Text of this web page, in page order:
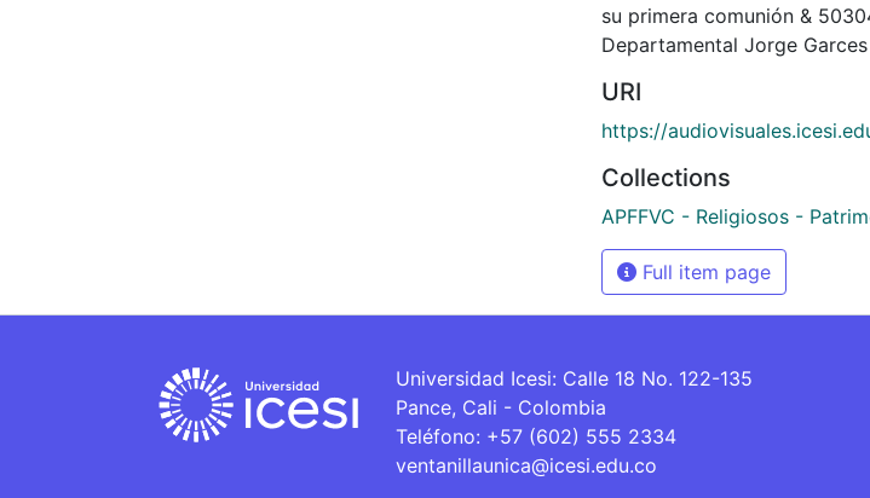
su primera comunión &
Departamental Jorge
URI
https://
Collections
APFFVC - Religiosos -
Full item page
Universidad Icesi: Calle 18 No. 122-135
Pance, Cali - Colombia
Teléfono: +57 (602) 555 2334
ventanillaunica@icesi.edu.co